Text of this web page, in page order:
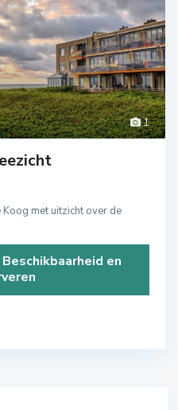
1
met uitzicht over de
en